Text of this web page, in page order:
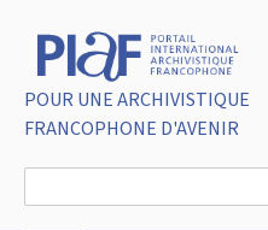
POUR UNE ARCHIVISTIQUE
FRANCOPHONE D'AVENIR